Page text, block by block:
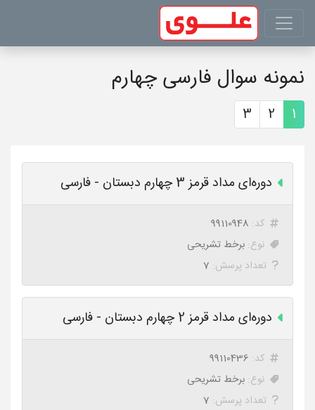
نمونه سوال فارسی چهارم
1
2
3
دوره‌ای مداد قرمز 3 چهارم دبستان - فارسی
کد: 99110948
نوع: برخط تشریحی
تعداد پرسش: 7
دوره‌ای مداد قرمز 2 چهارم دبستان - فارسی
کد: 99110436
نوع: برخط تشریحی
تعداد پرسش: 7